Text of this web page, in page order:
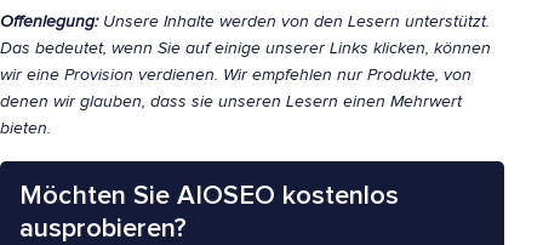
Offenlegung:Unsere Inhalte werden von den Lesern unterstützt.
Das bedeutet, wenn Sie auf einige unserer Links klicken, können
wir eine Provision verdienen. Wir empfehlen nur Produkte, von
denen wir glauben, dass sie unseren Lesern einen Mehrwert
bieten.
Möchten Sie AIOSEO kostenlos
ausprobieren?